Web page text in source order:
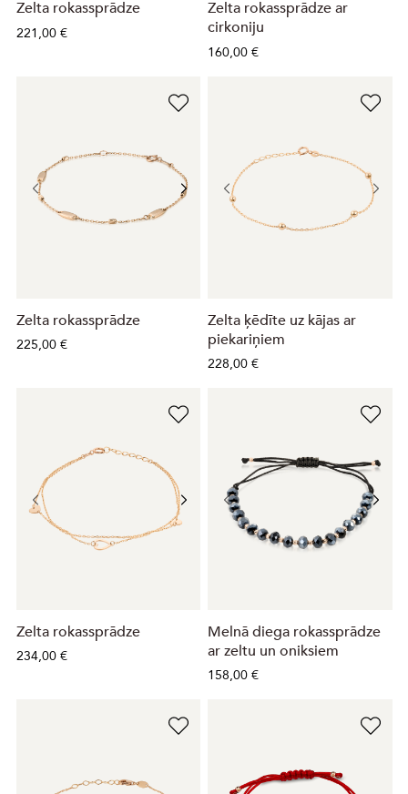
Zelta rokassprādze
221,00 €
Zelta rokassprādze ar
cirkoniju
160,00 €
Zelta rokassprādze
225,00 €
Zelta ķēdīte uz kājas ar
piekariņiem
228,00 €
Zelta rokassprādze
234,00 €
Melnā diega rokassprādze
ar zeltu un oniksiem
158,00 €